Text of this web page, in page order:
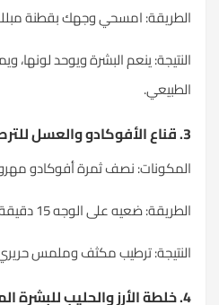
الطريقة: امسحي وجهك بقطنة
النتيجة: ينعم البشرة ويوحد
الطبيعي.
3. قناع الأفوكادو والعسل للترطيب العميق
المكونات: نصف ثمرة أفوكادو
الطريقة: ضعيه على الوجه 15 دقيقة، ثم اغسليه بالماء الفاتر.
النتيجة: ترطيب مكثف وملمس
4. خلطة الأرز والحليب للبشرة المخملية